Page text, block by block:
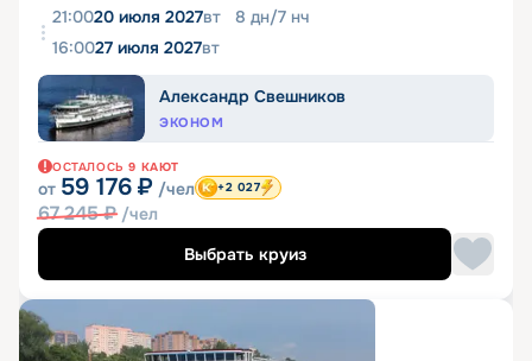
21:0020 июля 2027вт 8 дн/7 нч
16:0027 июля 2027вт
Александр Свешников
ЭКОНОМ
ОСТАЛОСЬ 9 КАЮТ
от 59 176 ₽ /чел
67 245₽ /чел
+2 027
Выбрать круиз